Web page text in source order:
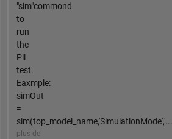
"sim"commond
to
run
the
Pil
test.
Eaxmple:
simOut
=
sim(top_model_name,'SimulationMode','...
plus de